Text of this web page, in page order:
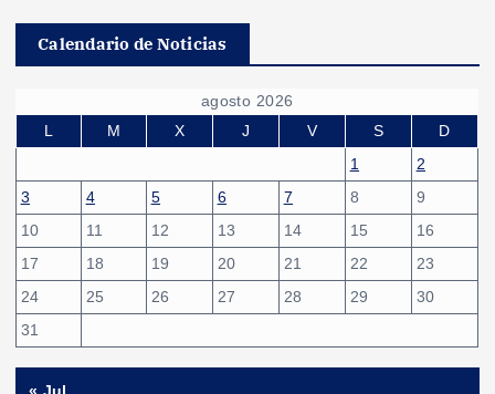
Calendario de Noticias
agosto 2026
L
M X J V S
D
1
2
3
4 5 6 7 8
9
10
11 12 13 14 15
16
17
18 19 20 21 22
23
24
25 26 27 28 29
30
31